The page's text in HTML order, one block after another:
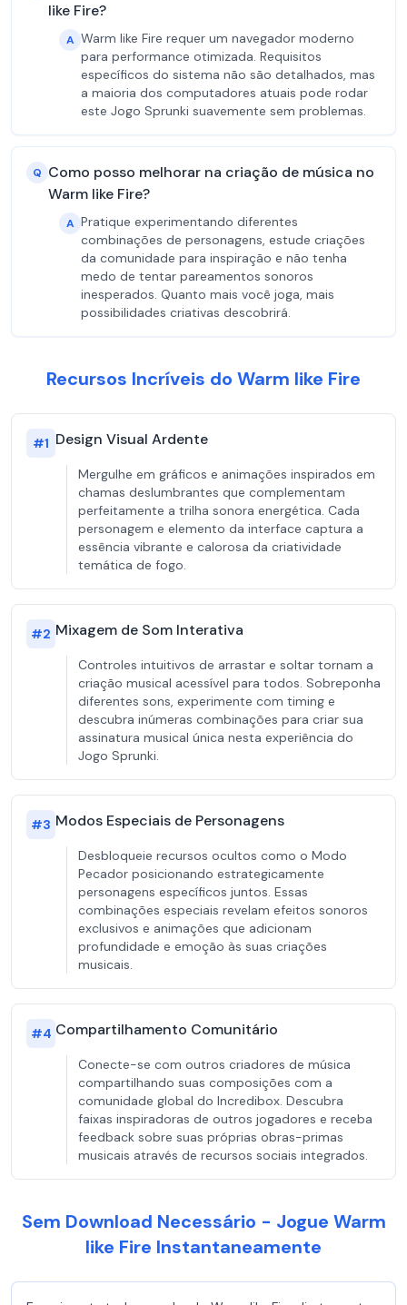
like Fire?
A Warm like Fire requer um navegador moderno
para performance otimizada. Requisitos
específicos do sistema não são detalhados, mas
a maioria dos computadores atuais pode rodar
este Jogo Sprunki suavemente sem problemas.
Q Como posso melhorar na criação de música no
Warm like Fire?
A Pratique experimentando diferentes
combinações de personagens, estude criações
da comunidade para inspiração e não tenha
medo de tentar pareamentos sonoros
inesperados. Quanto mais você joga, mais
possibilidades criativas descobrirá.
Recursos Incríveis do Warm like Fire
#1 Design Visual Ardente
Mergulhe em gráficos e animações inspirados em
chamas deslumbrantes que complementam
perfeitamente a trilha sonora energética. Cada
personagem e elemento da interface captura a
essência vibrante e calorosa da criatividade
temática de fogo.
#2 Mixagem de Som Interativa
Controles intuitivos de arrastar e soltar tornam a
criação musical acessível para todos. Sobreponha
diferentes sons, experimente com timing e
descubra inúmeras combinações para criar sua
assinatura musical única nesta experiência do
Jogo Sprunki.
#3 Modos Especiais de Personagens
Desbloqueie recursos ocultos como o Modo
Pecador posicionando estrategicamente
personagens específicos juntos. Essas
combinações especiais revelam efeitos sonoros
exclusivos e animações que adicionam
profundidade e emoção às suas criações
musicais.
#4 Compartilhamento Comunitário
Conecte-se com outros criadores de música
compartilhando suas composições com a
comunidade global do Incredibox. Descubra
faixas inspiradoras de outros jogadores e receba
feedback sobre suas próprias obras-primas
musicais através de recursos sociais integrados.
Sem Download Necessário - Jogue Warm
like Fire Instantaneamente